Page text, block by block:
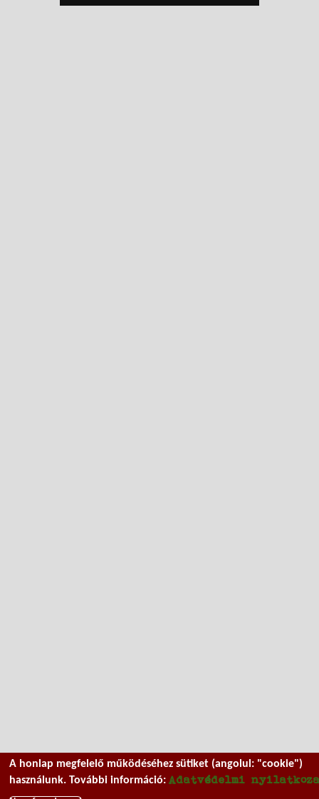
A honlap megfelelő működéséhez sütiket (angolul: "cookie")
használunk. További információ:Adatvédelmi